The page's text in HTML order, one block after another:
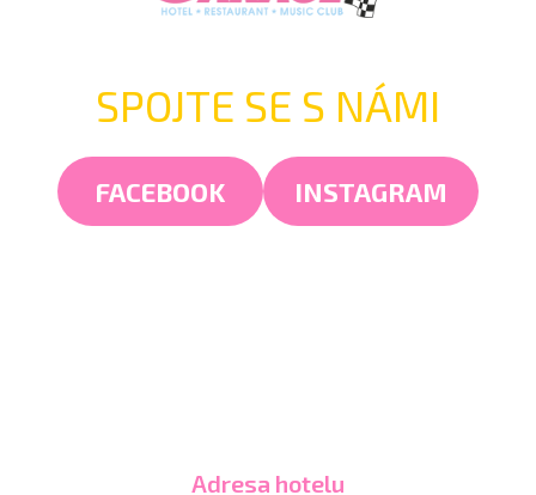
SPOJTE SE S NÁMI
FACEBOOK INSTAGRAM
Adresa hotelu